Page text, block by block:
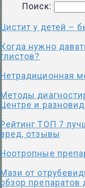
Поиск:
Цистит у детей –
Когда нужно
глистов?
Нетрадиционная
Методы
Центре и
Рейтинг ТОП 7
вред, отзывы
Ноотропные
Мази от
обзор препаратов